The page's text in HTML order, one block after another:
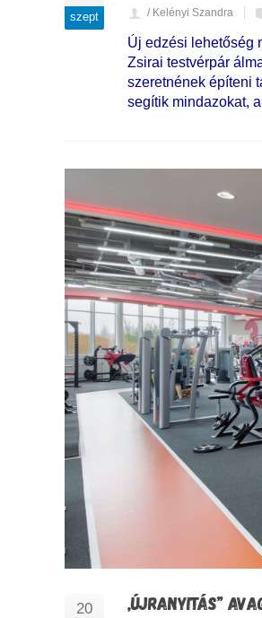
szept / Kelényi Szandra
Új edzési lehetőség
Zsirai testvérpár
szeretnének építeni
segítik mindazokat,
20 „ÚJRANYITÁS”